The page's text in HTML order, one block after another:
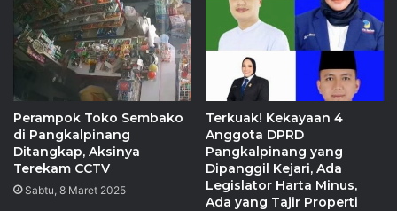
Perampok Toko Sembako
di Pangkalpinang
Ditangkap, Aksinya
Terekam CCTV
Sabtu, 8 Maret 2025
Terkuak! Kekayaan 4
Anggota DPRD
Pangkalpinang yang
Dipanggil Kejari, Ada
Legislator Harta Minus,
Ada yang Tajir Properti